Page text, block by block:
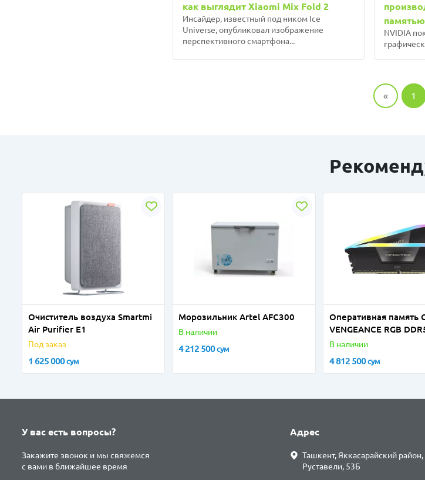
как выглядит Xiaomi Mix Fold 2
Инсайдер, известный под ником Ice
Universe, опубликовал изображение
перспективного смартфона...
памятью
NVIDIA
« 1
Очиститель воздуха Smartmi
Air Purifier E1
Под заказ
1 625 000сум
Морозильник Artel AFC300
В наличии
4 212 500сум
Оперативная память
VENGEANCE RGB
32GB (2x16GB)
В наличии
4 812 500сум
У вас есть вопросы?
Закажите звонок и мы свяжемся
с вами в ближайшее время
Адрес
Ташкент, Яккасарайский
Руставели, 53Б